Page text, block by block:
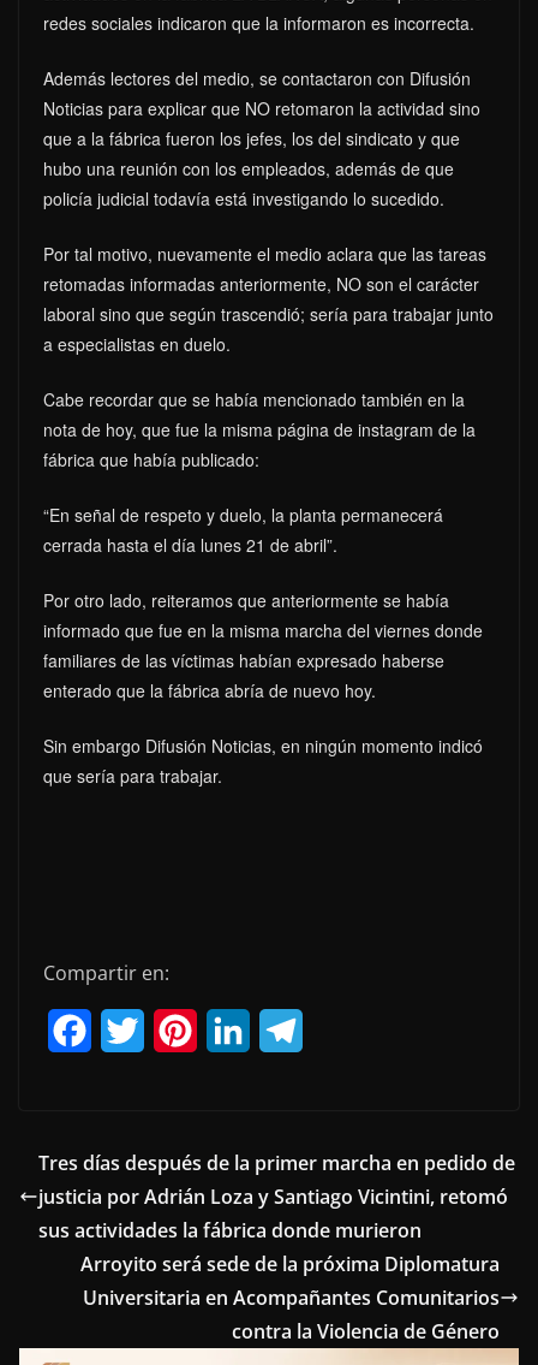
redes sociales indicaron que la informaron es incorrecta.
Además lectores del medio, se contactaron con Difusión
Noticias para explicar que NO retomaron la actividad sino
que a la fábrica fueron los jefes, los del sindicato y que
hubo una reunión con los empleados, además de que
policía judicial todavía está investigando lo sucedido.
Por tal motivo, nuevamente el medio aclara que las tareas
retomadas informadas anteriormente, NO son el carácter
laboral sino que según trascendió; sería para trabajar junto
a especialistas en duelo.
Cabe recordar que se había mencionado también en la
nota de hoy, que fue la misma página de instagram de la
fábrica que había publicado:
“En señal de respeto y duelo, la planta permanecerá
cerrada hasta el día lunes 21 de abril”.
Por otro lado, reiteramos que anteriormente se había
informado que fue en la misma marcha del viernes donde
familiares de las víctimas habían expresado haberse
enterado que la fábrica abría de nuevo hoy.
Sin embargo Difusión Noticias, en ningún momento indicó
que sería para trabajar.
Compartir en:
e
b
o
o
t
t
e
r
t
e
r
e
k
e
d
I
n
e
g
r
a
m
Tres días después de la primer marcha en pedido de
justicia por Adrián Loza y Santiago Vicintini, retomó
sus actividades la fábrica donde murieron
Arroyito será sede de la próxima Diplomatura
Universitaria en Acompañantes Comunitarios
contra la Violencia de Género